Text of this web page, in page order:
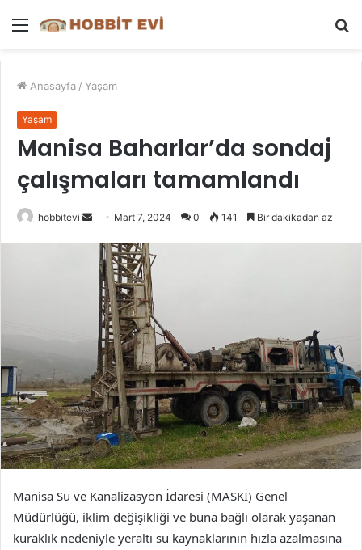
Menü
Anasayfa / Yaşam
Yaşam
Manisa Baharlar’da sondaj
çalışmaları tamamlandı
hobbitevi
Bir
posta
göndermek
Mart 7, 2024 0 141 Bir dakikadan az
Manisa Su ve Kanalizasyon İdaresi (MASKİ) Genel
Müdürlüğü, iklim değişikliği ve buna bağlı olarak yaşanan
kuraklık nedeniyle yeraltı su kaynaklarının hızla azalmasına